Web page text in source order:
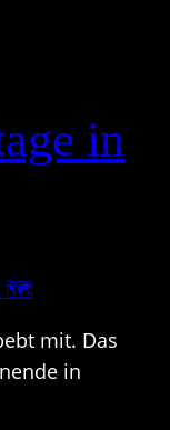
in
mit. Das
in